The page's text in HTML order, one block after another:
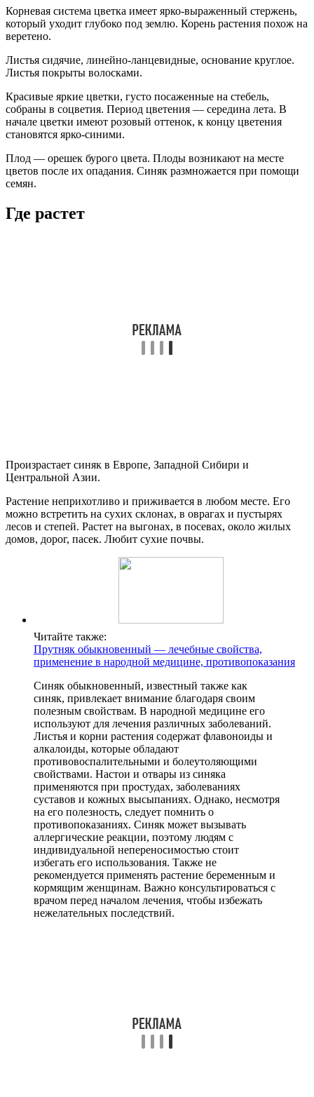
Корневая система цветка имеет ярко-выраженный стержень,
который уходит глубоко под землю. Корень растения похож на
веретено.
Листья сидячие, линейно-ланцевидные, основание круглое.
Листья покрыты волосками.
Красивые яркие цветки, густо посаженные на стебель,
собраны в соцветия. Период цветения — середина лета. В
начале цветки имеют розовый оттенок, к концу цветения
становятся ярко-синими.
Плод — орешек бурого цвета. Плоды возникают на месте
цветов после их опадания. Синяк размножается при помощи
семян.
Где растет
Произрастает синяк в Европе, Западной Сибири и
Центральной Азии.
Растение неприхотливо и приживается в любом месте. Его
можно встретить на сухих склонах, в оврагах и пустырях
лесов и степей. Растет на выгонах, в посевах, около жилых
домов, дорог, пасек. Любит сухие почвы.
Читайте также:
Прутняк обыкновенный — лечебные свойства,
применение в народной медицине, противопоказания
Синяк обыкновенный, известный также как
синяк, привлекает внимание благодаря своим
полезным свойствам. В народной медицине его
используют для лечения различных заболеваний.
Листья и корни растения содержат флавоноиды и
алкалоиды, которые обладают
противовоспалительными и болеутоляющими
свойствами. Настои и отвары из синяка
применяются при простудах, заболеваниях
суставов и кожных высыпаниях. Однако, несмотря
на его полезность, следует помнить о
противопоказаниях. Синяк может вызывать
аллергические реакции, поэтому людям с
индивидуальной непереносимостью стоит
избегать его использования. Также не
рекомендуется применять растение беременным и
кормящим женщинам. Важно консультироваться с
врачом перед началом лечения, чтобы избежать
нежелательных последствий.